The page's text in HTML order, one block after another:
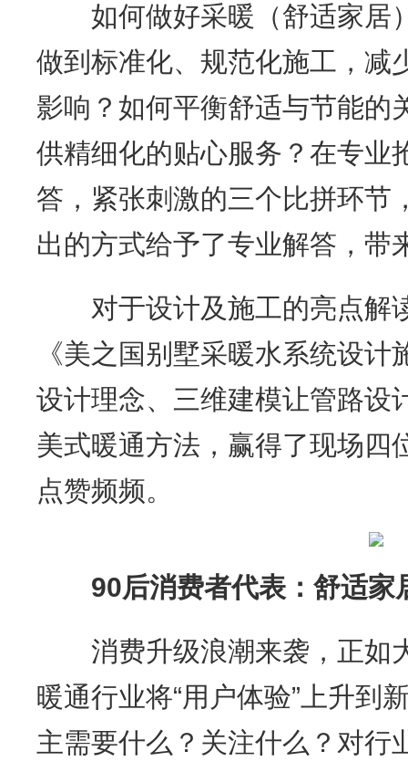
如何做好采暖（舒适家居
做到标准化、规范化施工，减
影响？如何平衡舒适与节能的
供精细化的贴心服务？在专业
答，紧张刺激的三个比拼环节
出的方式给予了专业解答，带
对于设计及施工的亮点解
《美之国别墅采暖水系统设
设计理念、三维建模让管路设
美式暖通方法，赢得了现场四
点赞频频。
90后消费者代表：舒适家
消费升级浪潮来袭，正如
暖通行业将“用户体验”上升到
主需要什么？关注什么？对行